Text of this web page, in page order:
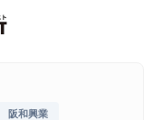
阪和興業